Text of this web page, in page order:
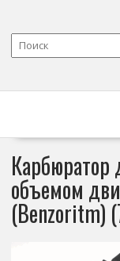
Карбюратор
объемом
(Benzoritm)